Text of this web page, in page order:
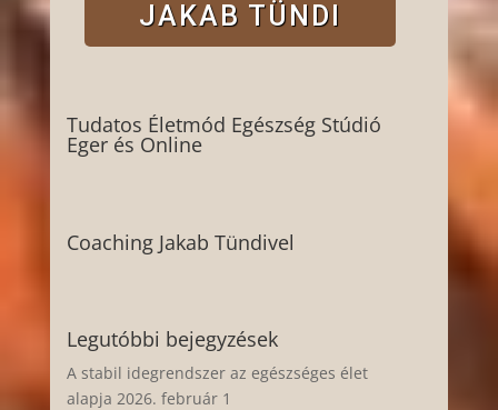
JAKAB TÜNDI
Tudatos Életmód Egészség Stúdió
Eger és Online
Coaching Jakab Tündivel
Legutóbbi bejegyzések
A stabil idegrendszer az egészséges élet
alapja 2026. február 1